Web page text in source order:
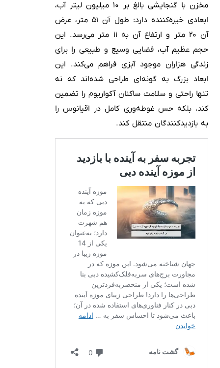
مخزن با گنجایشی بالغ بر ۱۰ میلیون لیتر آب،
ابعادی خیره‌کننده دارد: طول آن ۵۱ متر، عرض
آن ۲۰ متر و ارتفاع آن به ۱۱ متر می‌رسد. این
حجم عظیم آب، فضایی وسیع و طبیعی را برای
زندگی هزاران موجود آبزی فراهم می‌کند. این
ابعاد بزرگ به گونه‌ای طراحی شده‌اند که نه
تنها راحتی و سلامت ساکنان آکواریوم را تضمین
کند، بلکه حس غوطه‌وری کامل در اقیانوس را
به بازدیدکنندگان منتقل کند.